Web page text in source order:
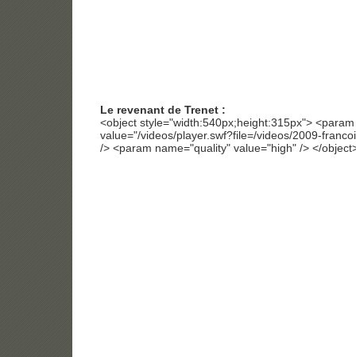
Le revenant de Trenet :
<object style="width:540px;height:315px">
value="/videos/player.swf?file=/videos/2009-
/> <param name="quality" value="high" /> </